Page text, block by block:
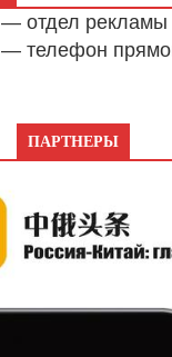
— отдел рекламы
— телефон
ПАРТНЕРЫ